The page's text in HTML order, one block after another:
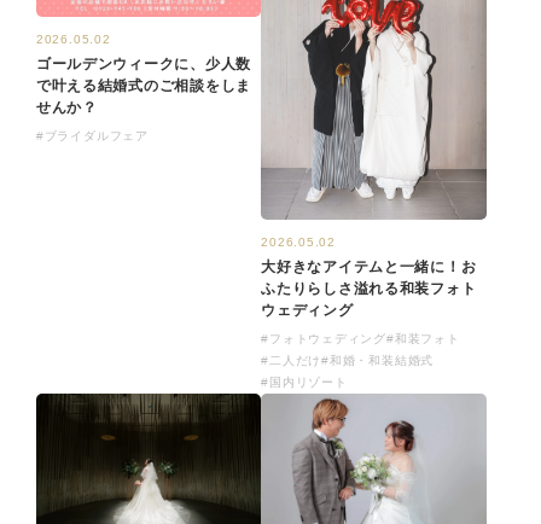
2026.05.02
ゴールデンウィークに、少人数
で叶える結婚式のご相談をしま
せんか？
#ブライダルフェア
2026.05.02
大好きなアイテムと一緒に！お
ふたりらしさ溢れる和装フォト
ウェディング
#フォトウェディング#和装フォト
#二人だけ#和婚・和装結婚式
#国内リゾート